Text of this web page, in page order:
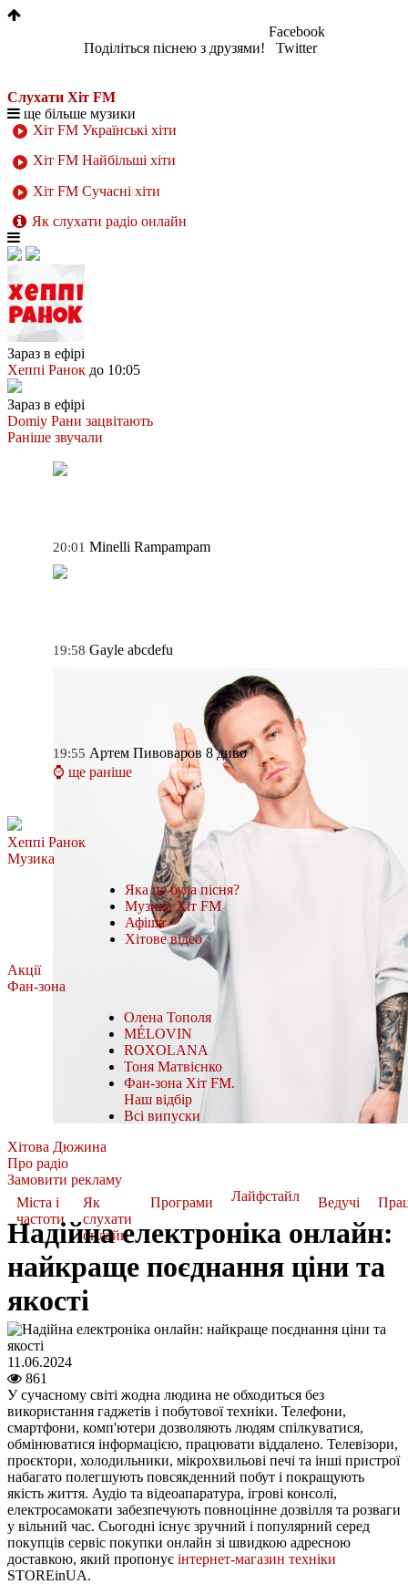
Поділіться піснею з друзями!
Facebook
Twitter
Слухати Хіт FM
ще більше музики
Хіт FM Українські хіти
Хіт FM Найбільші хіти
Хіт FM Сучасні хіти
Як слухати радіо онлайн
Зараз в ефірі
Хеппі Ранок до 10:05
Зараз в ефірі
Domiy Рани зацвітають
Раніше звучали
20:01 Minelli Rampampam
19:58 Gayle abcdefu
19:55 Артем Пивоваров 8 диво
⌚ ще раніше
Хеппі Ранок
Музика
Яка це була пісня?
Музика Хіт FM
Афіша
Хітове відео
Акції
Фан-зона
Олена Тополя
MÉLOVIN
ROXOLANA
Тоня Матвієнко
Фан-зона Хіт FM.
Наш відбір
Всі випуски
Хітова Дюжина
Про радіо
Замовити рекламу
Міста і
частоти
Як
слухати
онлайн
Програми Лайфстайл Ведучі
Надійна електроніка онлайн:
найкраще поєднання ціни та
якості
11.06.2024
861
У сучасному світі жодна людина не обходиться без
використання гаджетів і побутової техніки. Телефони,
смартфони, комп'ютери дозволяють людям спілкуватися,
обмінюватися інформацією, працювати віддалено. Телевізори,
проєктори, холодильники, мікрохвильові печі та інші пристрої
набагато полегшують повсякденний побут і покращують
якість життя. Аудіо та відеоапаратура, ігрові консолі,
електросамокати забезпечують повноцінне дозвілля та розваги
у вільний час. Сьогодні існує зручний і популярний серед
покупців сервіс покупки онлайн зі швидкою адресною
доставкою, який пропонує інтернет-магазин техніки
STOREinUA.